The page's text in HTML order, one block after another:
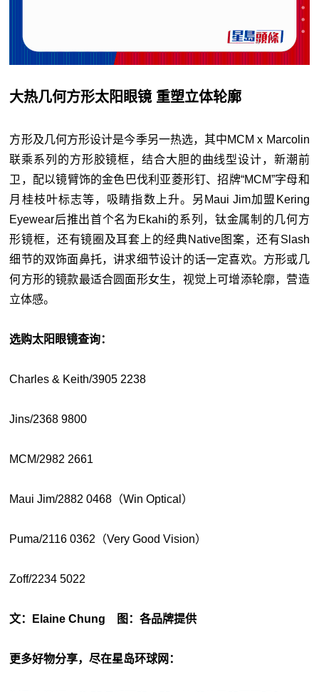
大热几何方形太阳眼镜 重塑立体轮廓
方形及几何方形设计是今季另一热选，其中MCM x Marcolin
联乘系列的方形胶镜框，结合大胆的曲线型设计，新潮前
卫，配以镜臂饰的金色巴伐利亚菱形钉、招牌“MCM”字母和
月桂枝叶标志等，吸睛指数上升。另Maui Jim加盟Kering
Eyewear后推出首个名为Ekahi的系列，钛金属制的几何方
形镜框，还有镜圈及耳套上的经典Native图案，还有Slash
细节的双饰面鼻托，讲求细节设计的话一定喜欢。方形或几
何方形的镜款最适合圆面形女生，视觉上可增添轮廓，营造
立体感。
选购太阳眼镜查询：
Charles & Keith/3905 2238
Jins/2368 9800
MCM/2982 2661
Maui Jim/2882 0468（Win Optical）
Puma/2116 0362（Very Good Vision）
Zoff/2234 5022
文：Elaine Chung 图：各品牌提供
更多好物分享，尽在星岛环球网：